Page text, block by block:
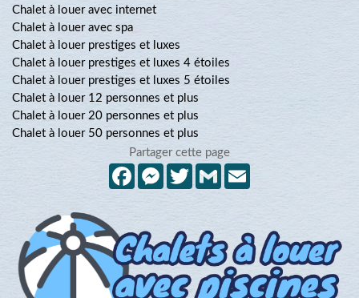
Chalet à louer avec internet
Chalet à louer avec spa
Chalet à louer prestiges et luxes
Chalet à louer prestiges et luxes 4 étoiles
Chalet à louer prestiges et luxes 5 étoiles
Chalet à louer 12 personnes et plus
Chalet à louer 20 personnes et plus
Chalet à louer 50 personnes et plus
Partager cette page
FacebookMessenger
TwitterGmail